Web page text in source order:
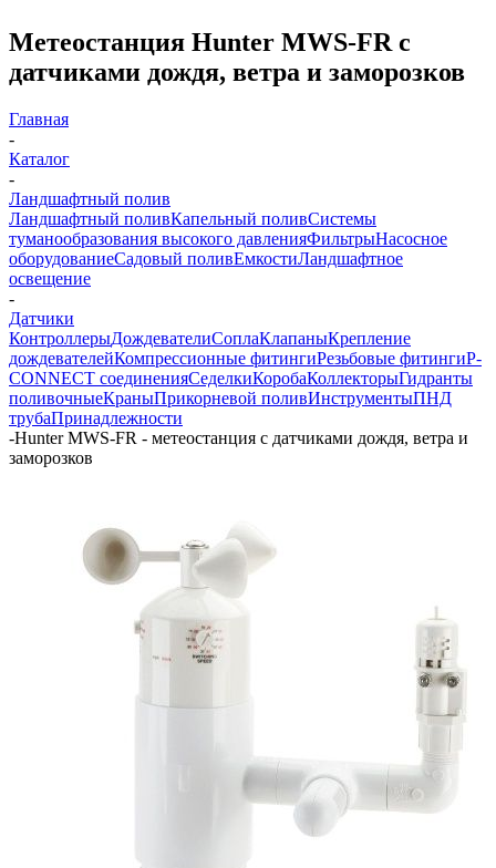
Метеостанция Hunter MWS-FR с
датчиками дождя, ветра и заморозков
Главная
-
Каталог
-
Ландшафтный полив
Ландшафтный поливКапельный поливСистемы
туманообразования высокого давленияФильтрыНасосное
оборудованиеСадовый поливЕмкостиЛандшафтное
освещение
-
Датчики
КонтроллерыДождевателиСоплаКлапаныКрепление
дождевателейКомпрессионные фитингиРезьбовые фитингиP-
CONNECT соединенияСеделкиКоробаКоллекторыГидранты
поливочныеКраныПрикорневой поливИнструментыПНД
трубаПринадлежности
-Hunter MWS-FR - метеостанция с датчиками дождя, ветра и
заморозков